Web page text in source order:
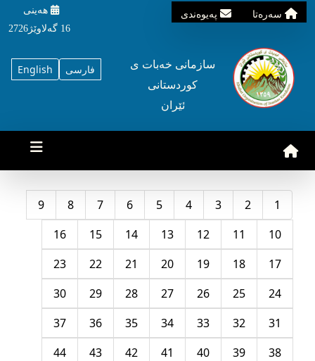
سه‌ره‌تا په‌یوه‌ندی
هه‌ینی
16 گه‌لاوێژ2726
English فارسی
سازمانی خه‌بات ی
کوردستانی
ئێران
1
2
3
4
5
6
7
8
9
10
11
12
13
14
15
16
17
18
19
20
21
22
23
24
25
26
27
28
29
30
31
32
33
34
35
36
37
38
39
40
41
42
43
44